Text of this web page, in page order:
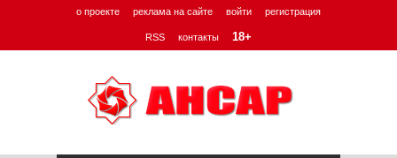
о проекте реклама на сайте войти регистрация
RSS контакты 18+